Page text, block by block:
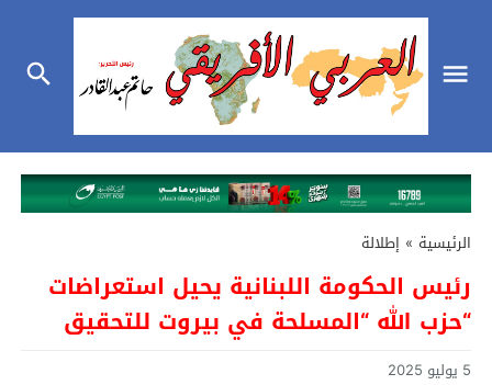
الرئيسية » إطلالة
رئيس الحكومة اللبنانية يحيل استعراضات
“حزب الله “المسلحة في بيروت للتحقيق
5 يوليو 2025